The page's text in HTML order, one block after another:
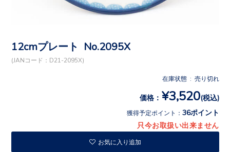
12cmプレート No.2095X
(JANコード：D21-2095X)
在庫状態 : 売り切れ
価格： ¥3,520(税込)
獲得予定ポイント： 36ポイント
只今お取扱い出来ません
お気に入り追加